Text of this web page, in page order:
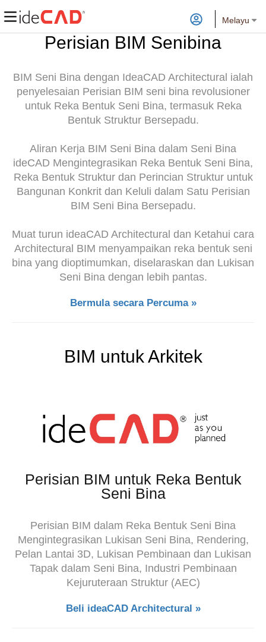
Melayu
Perisian BIM Senibina
BIM Seni Bina dengan IdeaCAD Architectural ialah
penyelesaian Perisian BIM seni bina revolusioner
untuk Reka Bentuk Seni Bina, termasuk Reka
Bentuk Struktur Bersepadu.
Aliran Kerja BIM Seni Bina dalam Seni Bina
ideCAD Mengintegrasikan Reka Bentuk Seni Bina,
Reka Bentuk Struktur dan Perincian Struktur untuk
Bangunan Konkrit dan Keluli dalam Satu Perisian
BIM Seni Bina Bersepadu.
Muat turun ideaCAD Architectural dan Ketahui cara
Architectural BIM menyampaikan reka bentuk seni
bina yang dioptimumkan, diselaraskan dan Lukisan
Seni Bina dengan lebih pantas.
Bermula secara Percuma »
BIM untuk Arkitek
Perisian BIM untuk Reka Bentuk
Seni Bina
Perisian BIM dalam Reka Bentuk Seni Bina
Mengintegrasikan Lukisan Seni Bina, Rendering,
Pelan Lantai 3D, Lukisan Pembinaan dan Lukisan
Tapak dalam Seni Bina, Industri Pembinaan
Kejuruteraan Struktur (AEC)
Beli ideaCAD Architectural »